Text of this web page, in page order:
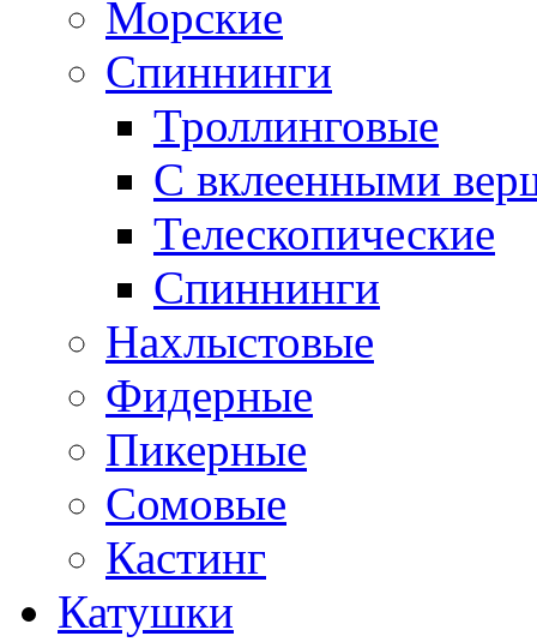
Морские
Спиннинги
Троллинговые
С вклеенными
Телескопические
Спиннинги
Нахлыстовые
Фидерные
Пикерные
Сомовые
Кастинг
Катушки